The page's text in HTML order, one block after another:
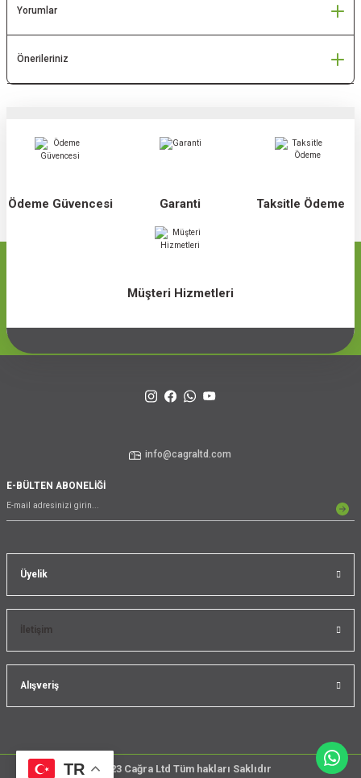
Yorumlar
Önerileriniz
Ödeme Güvencesi Garanti Taksitle Ödeme
Müşteri Hizmetleri
Üyelik
İletişim
Alışveriş
TR
info@cagraltd.com
E-BÜLTEN ABONELİĞİ
@2023 Cağra Ltd Tüm hakları Saklıdır